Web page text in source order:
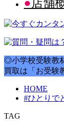
店舗
◎小学校受験教
買取は「お受験
HOME
#ひとりで
TAG